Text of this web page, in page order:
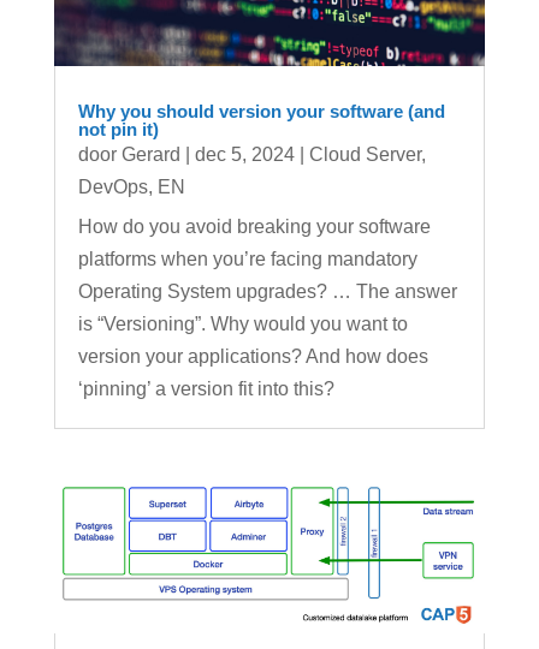
Why you should version your software (and
not pin it)
door Gerard dec 5, 2024| Cloud Server,
DevOps, EN
How do you avoid breaking your software
platforms when you’re facing mandatory
Operating System upgrades? … The answer
is “Versioning”. Why would you want to
version your applications? And how does
‘pinning’ a version fit into this?